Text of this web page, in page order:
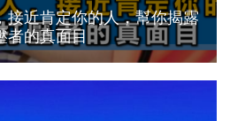
接近肯定你的人，幫你揭露
者的真面目